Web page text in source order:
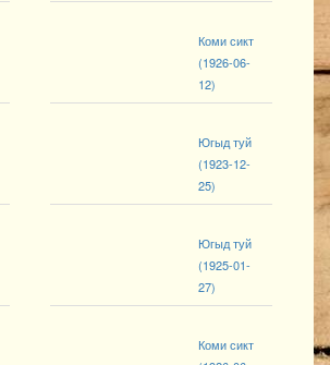
Коми сикт
(1926-06-
12)
Югыд туй
(1923-12-
25)
Югыд туй
(1925-01-
27)
Коми сикт